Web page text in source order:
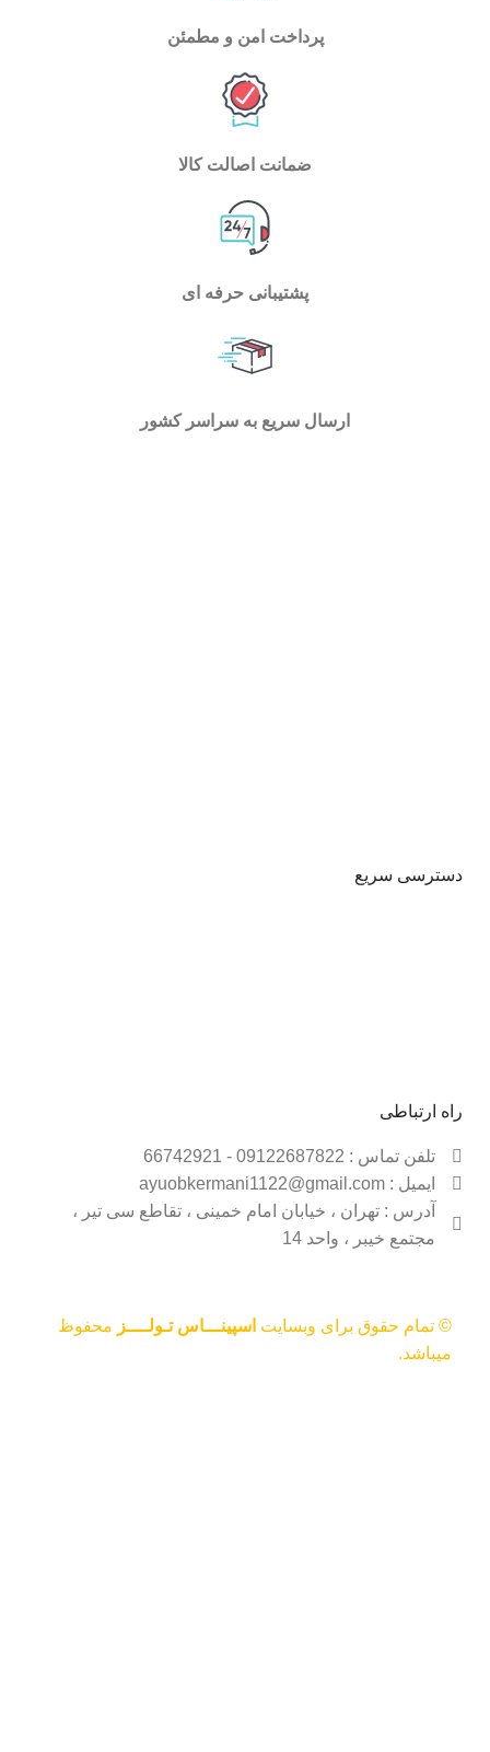
پرداخت امن و مطمئن
ضمانت اصالت کالا
پشتیبانی حرفه ای
ارسال سریع به سراسر کشور
دسترسی سریع
راه ارتباطی
تلفن تماس : 09122687822 - 66742921
ایمیل : ayuobkermani1122@gmail.com
آدرس : تهران ، خیابان امام خمینی ، تقاطع سی تیر ،
مجتمع خیبر ، واحد 14
© تمام حقوق برای وبسایت اسپینـــاس تـولــــز محفوظ
میباشد.